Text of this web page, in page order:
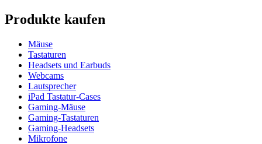
Produkte kaufen
Mäuse
Tastaturen
Headsets und Earbuds
Webcams
Lautsprecher
iPad Tastatur-Cases
Gaming-Mäuse
Gaming-Tastaturen
Gaming-Headsets
Mikrofone